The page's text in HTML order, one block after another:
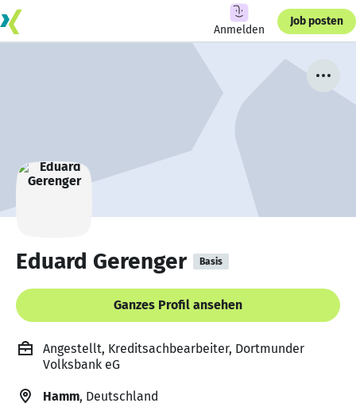
Anmelden
Job posten
Eduard Gerenger Basis
Ganzes Profil ansehen
Angestellt, Kreditsachbearbeiter, Dortmunder
Volksbank eG
Hamm, Deutschland